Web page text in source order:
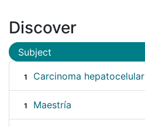
Discover
Subject
1 Carcinoma hepatocelular
1 Maestría